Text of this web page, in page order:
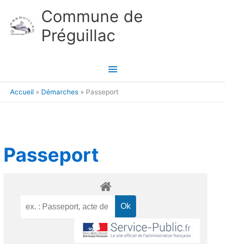
Commune de
Préguillac
Menu
principal
Accueil Démarches Passeport
Passeport